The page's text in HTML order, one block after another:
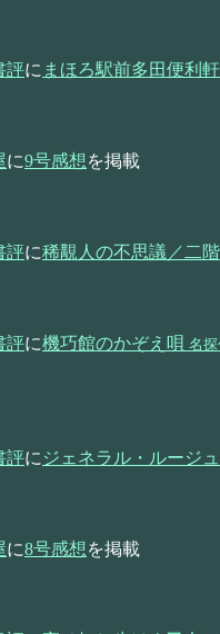
評に まほろ駅前多田便利
に9号感想を掲載
評に稀覯人の不思議／二
評に機巧館のかぞえ唄 名
評に ジェネラル・ルージ
に8号感想を掲載